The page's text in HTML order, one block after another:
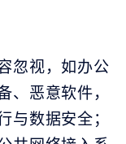
忽视，如办公
、恶意软件，
与数据安全；